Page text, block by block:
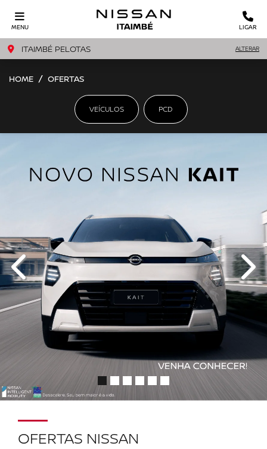
MENU LIGAR
ITAIMBÉ PELOTAS ALTERAR
HOME OFERTAS
VEÍCULOS PCD
templates.template-
OFERTAS NISSAN